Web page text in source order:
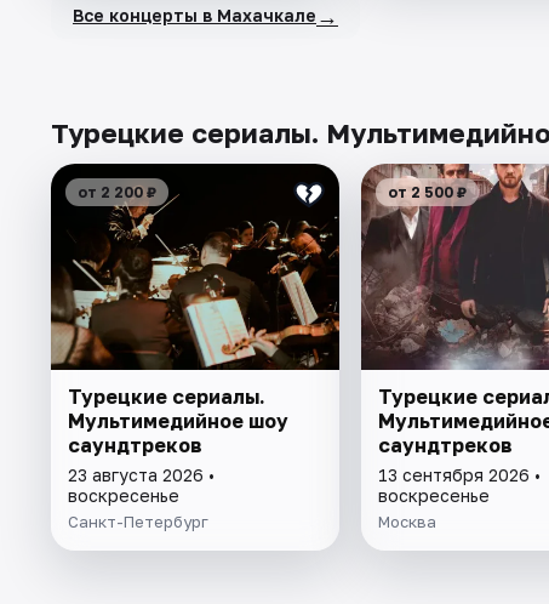
Все концерты в Махачкале →
Турецкие сериалы.
от 2 200 ₽
Турецкие сериалы.
Мультимедийное шоу
саундтреков
23 августа 2026 •
воскресенье
Санкт-Петербург
от 2 500 ₽
Турецкие
саундтреков
13 сентября 2026 •
воскресенье
Москва